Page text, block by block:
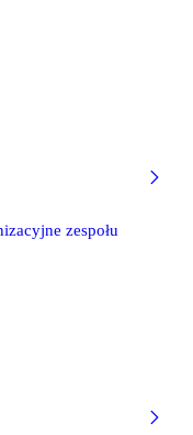
zespołu